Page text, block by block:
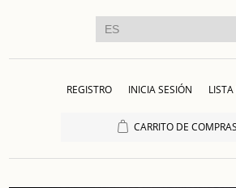
REGISTRO INICIA SESIÓN
CARRITO DE COMPRAS